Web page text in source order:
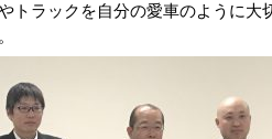
トラックを自分の愛車のように